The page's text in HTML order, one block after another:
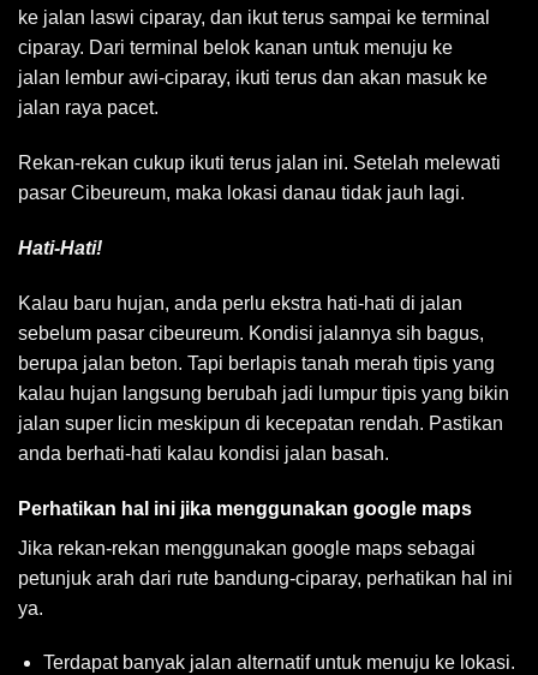
ke jalan laswi ciparay, dan ikut terus sampai ke terminal
ciparay. Dari terminal belok kanan untuk menuju ke
jalan lembur awi-ciparay, ikuti terus dan akan masuk ke
jalan raya pacet.
Rekan-rekan cukup ikuti terus jalan ini. Setelah melewati
pasar Cibeureum, maka lokasi danau tidak jauh lagi.
Hati-Hati!
Kalau baru hujan, anda perlu ekstra hati-hati di jalan
sebelum pasar cibeureum. Kondisi jalannya sih bagus,
berupa jalan beton. Tapi berlapis tanah merah tipis yang
kalau hujan langsung berubah jadi lumpur tipis yang bikin
jalan super licin meskipun di kecepatan rendah. Pastikan
anda berhati-hati kalau kondisi jalan basah.
Perhatikan hal ini jika menggunakan google maps
Jika rekan-rekan menggunakan google maps sebagai
petunjuk arah dari rute bandung-ciparay, perhatikan hal ini
ya.
Terdapat banyak jalan alternatif untuk menuju ke lokasi.